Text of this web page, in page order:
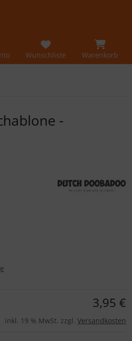
Wunschliste Warenkorb
-
3,95 €
inkl. 19 % MwSt. zzgl. Versandkosten